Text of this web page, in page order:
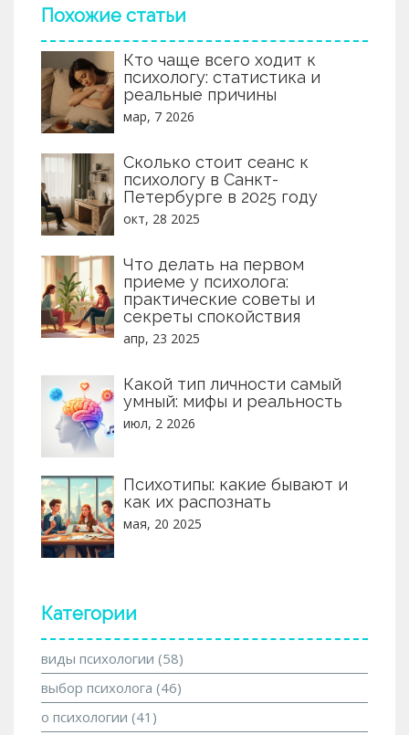
Похожие статьи
Кто чаще всего ходит к
психологу: статистика и
реальные причины
мар, 7 2026
Сколько стоит сеанс к
психологу в Санкт-
Петербурге в 2025 году
окт, 28 2025
Что делать на первом
приеме у психолога:
практические советы и
секреты спокойствия
апр, 23 2025
Какой тип личности самый
умный: мифы и реальность
июл, 2 2026
Психотипы: какие бывают и
как их распознать
мая, 20 2025
Категории
виды психологии (58)
выбор психолога (46)
о психологии (41)